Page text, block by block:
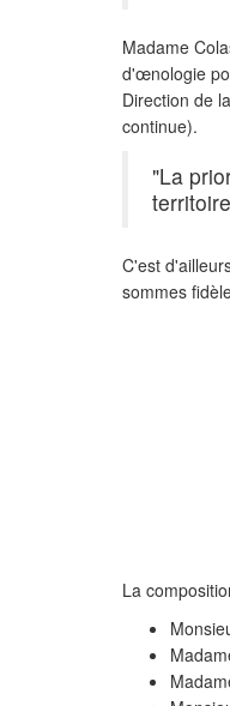
Madame
d'œnologie
Direction de
continue).
"La
C'est
sommes
La